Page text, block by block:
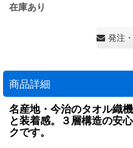
在庫あり
発注
商品詳細
名産地・今治のタオル織
と装着感。３層構造の安
クです。